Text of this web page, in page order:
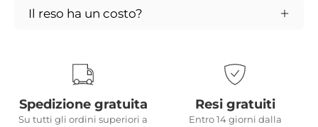
Il reso ha un costo?
Spedizione gratuita
Su tutti gli ordini superiori a
Resi gratuiti
Entro 14 giorni dalla